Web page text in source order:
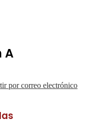
A
por correo electrónico